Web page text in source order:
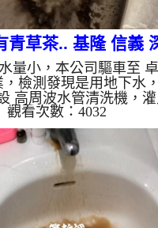
青草茶.. 基隆 信義
水管
量小，本公司驅車至
檢測發現是用地下水
高周波水管清洗機，
分，開啟 水管清洗機 ，
出黑色髒水，看起來跟
，出水量恢復了。 如是
生鐵鏽跟泥沙堆積，洗
水含有氧化錳，管壁上
會跟石油一樣黑，有些
銅的物質，生鏽產生銅
水，是因為水龍...
觀看次數：4032